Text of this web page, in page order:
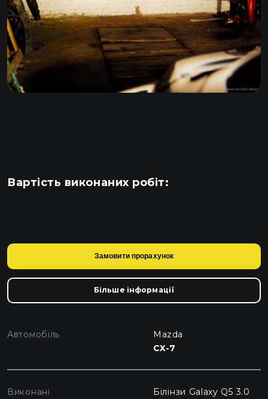
Вартість виконаних робіт:
Замовити прорахунок
Більше інформації
Автомобіль
Mazda
CX-7
Виконані Білінзи Galaxy Q5 3.0